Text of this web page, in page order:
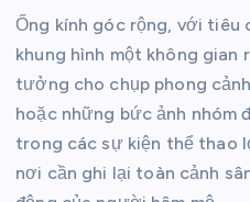
Ống kính góc rộng, với tiêu
khung hình một không gian
tưởng cho chụp phong
hoặc những bức ảnh nhóm
trong các sự kiện thể thao
nơi cần ghi lại toàn cảnh